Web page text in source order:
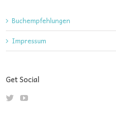
Buchempfehlungen
Impressum
Get Social